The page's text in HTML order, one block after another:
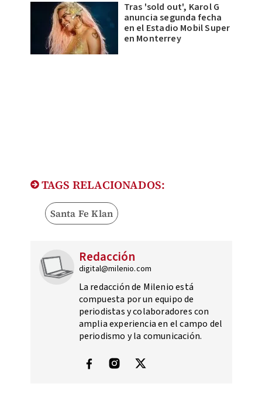
Tras 'sold out', Karol G
anuncia segunda fecha
en el Estadio Mobil Super
en Monterrey
TAGS RELACIONADOS:
Santa Fe Klan
Redacción
digital@milenio.com
La redacción de Milenio está
compuesta por un equipo de
periodistas y colaboradores con
amplia experiencia en el campo del
periodismo y la comunicación.